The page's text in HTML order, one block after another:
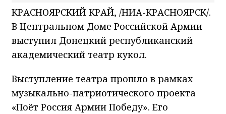
КРАСНОЯРСКИЙ КРАЙ, /НИА-КРАСНОЯРСК/.
В Центральном Доме Российской Армии
выступил Донецкий республиканский
академический театр кукол.
Выступление театра прошло в рамках
музыкально-патриотического проекта
«Поёт Россия Армии Победу». Его